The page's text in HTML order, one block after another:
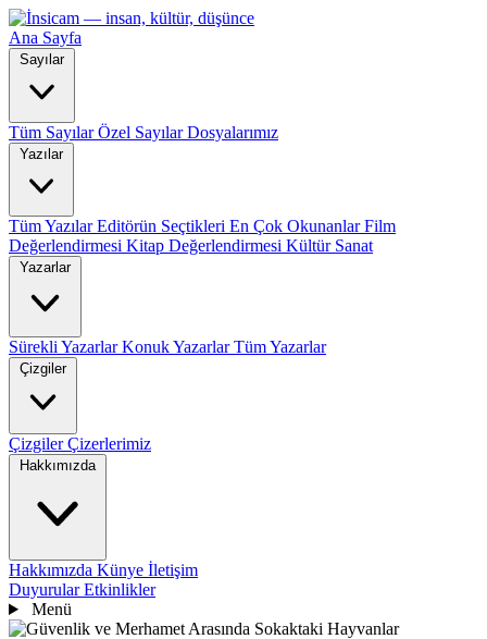
Ana Sayfa
Sayılar
Tüm SayılarÖzel SayılarDosyalarımız
Yazılar
Tüm YazılarEditörün Seçtikleri En Çok OkunanlarFilm
Değerlendirmesi Kitap Değerlendirmesi Kültür Sanat
Yazarlar
Sürekli YazarlarKonuk YazarlarTüm Yazarlar
Çizgiler
ÇizgilerÇizerlerimiz
Hakkımızda
Hakkımızda Künye İletişim
DuyurularEtkinlikler
Menü